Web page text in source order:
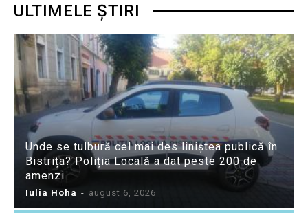
ULTIMELE ȘTIRI
Unde se tulbură cel mai des liniștea publică în
Bistrița? Poliția Locală a dat peste 200 de
amenzi
Iulia Hoha - august 6, 2026